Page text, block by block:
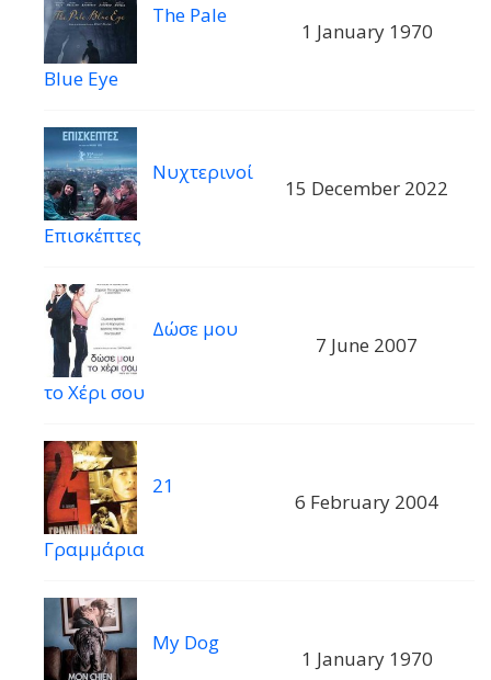
The Pale
Blue Eye
1 January 1970
Νυχτερινοί
Επισκέπτες
15 December 2022
Δώσε μου
το Χέρι σου
7 June 2007
21
Γραμμάρια
6 February 2004
My Dog
1 January 1970